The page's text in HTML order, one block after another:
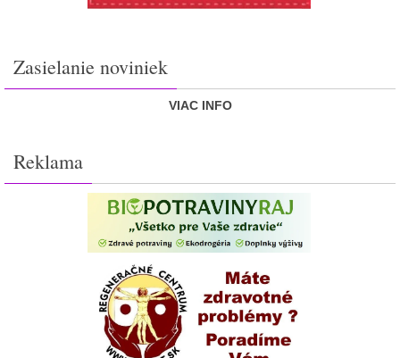
Zasielanie noviniek
VIAC INFO
Reklama